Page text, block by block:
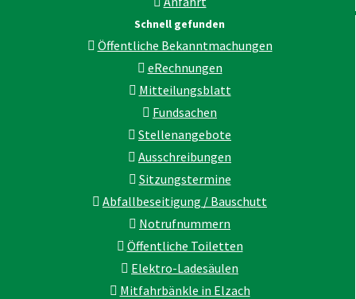
Schnell gefunden
Öffentliche Bekanntmachungen
eRechnungen
Mitteilungsblatt
Fundsachen
Stellenangebote
Ausschreibungen
Sitzungstermine
Abfallbeseitigung / Bauschutt
Notrufnummern
Öffentliche Toiletten
Elektro-Ladesäulen
Mitfahrbänkle in Elzach